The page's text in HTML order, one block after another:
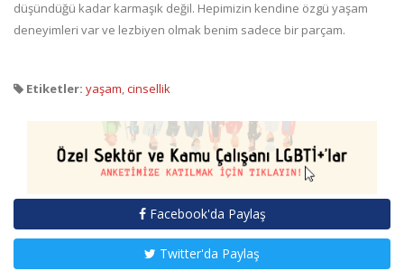
düşündüğü kadar karmaşık değil. Hepimizin kendine özgü yaşam
deneyimleri var ve lezbiyen olmak benim sadece bir parçam.
Etiketler: yaşam,cinsellik
Facebook'da Paylaş
Twitter'da Paylaş